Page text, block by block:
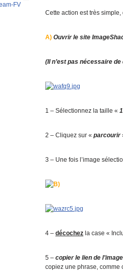
FV
Cette action est très
A) Ouvrir le site
(Il n’est pas nécessaire
1 – Sélectionnez la taille «
2 – Cliquez sur « parcourir
3 – Une fois l’image
4 – décochez la case «
5 – copier le lien de
copiez une phrase, comme